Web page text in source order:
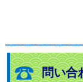
問い合